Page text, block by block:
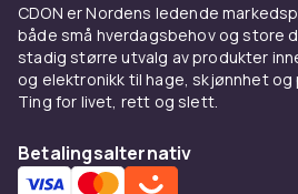
CDON er Nordens ledende
både små hverdagsbehov og store
stadig større utvalg av produkter
og elektronikk til hage, skjønnhet
Ting for livet, rett og slett.
Betalingsalternativ